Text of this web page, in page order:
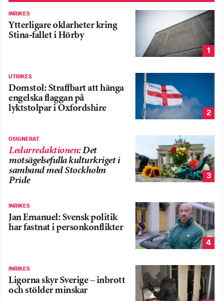
INRIKES
Ytterligare oklarheter kring
Stina-fallet i Hörby
1
UTRIKES
Domstol: Straffbart att hänga
engelska flaggan på
lyktstolpar i Oxfordshire
2
OSIGNERAT
Ledarredaktionen:Det
motsägelsefulla kulturkriget i
samband med Stockholm
Pride
3
INRIKES
Jan Emanuel: Svensk politik
har fastnat i personkonflikter
4
INRIKES
Ligorna skyr Sverige – inbrott
och stölder minskar